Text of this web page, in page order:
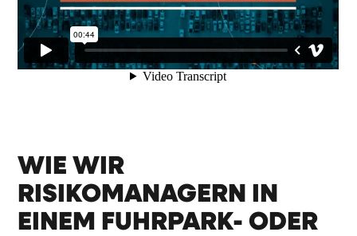
WIE WIR
RISIKOMANAGERN IN
EINEM FUHRPARK- ODER